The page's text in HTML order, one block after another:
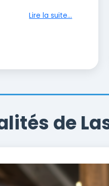
Lire la suite...
de